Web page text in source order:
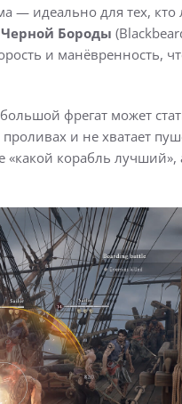
— идеально для тех, кто
Черной Бороды
и манёвренность,
фрегат может
и не хватает
корабль лучший»,